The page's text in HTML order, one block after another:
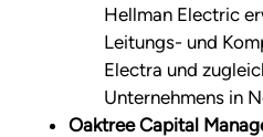
Hellman Electric
Leitungs- und
Electra und
Unternehmens in
Oaktree Capital